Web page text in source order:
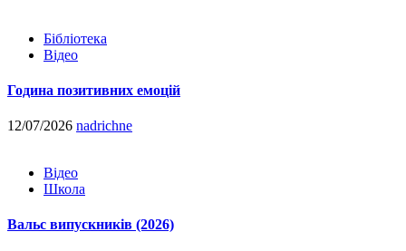
Бібліотека
Відео
Година позитивних емоцій
12/07/2026 nadrichne
Відео
Школа
Вальс випускників (2026)